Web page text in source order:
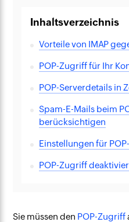
Inhaltsverzeichnis
Vorteile von IMAP
POP-Zugriff für Ihr
POP-Serverdetails in
Spam-E-Mails beim
berücksichtigen
Einstellungen für
POP-Zugriff
Sie müssen den POP-Zugriff